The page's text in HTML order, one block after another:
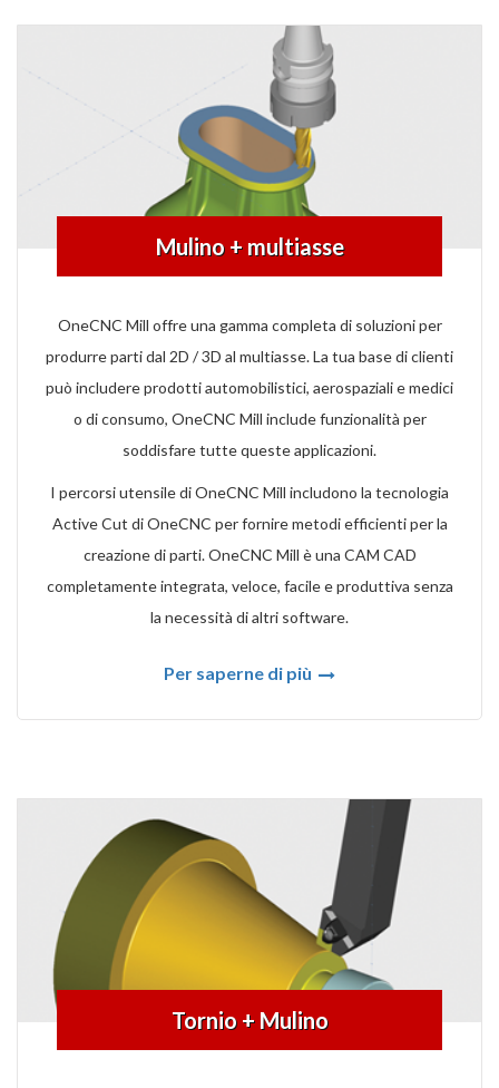
Mulino + multiasse
OneCNC Mill offre una gamma completa di soluzioni per
produrre parti dal 2D / 3D al multiasse. La tua base di clienti
può includere prodotti automobilistici, aerospaziali e medici
o di consumo, OneCNC Mill include funzionalità per
soddisfare tutte queste applicazioni.
I percorsi utensile di OneCNC Mill includono la tecnologia
Active Cut di OneCNC per fornire metodi efficienti per la
creazione di parti. OneCNC Mill è una CAM CAD
completamente integrata, veloce, facile e produttiva senza
la necessità di altri software.
Per saperne di più
Tornio + Mulino